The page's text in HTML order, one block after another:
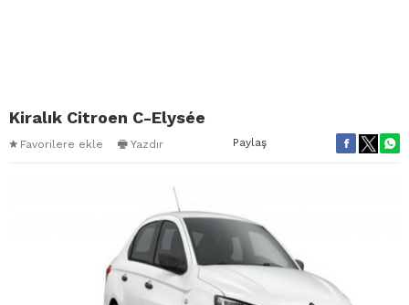
Kiralık Citroen C-Elysée
Favorilere ekle Yazdır Paylaş